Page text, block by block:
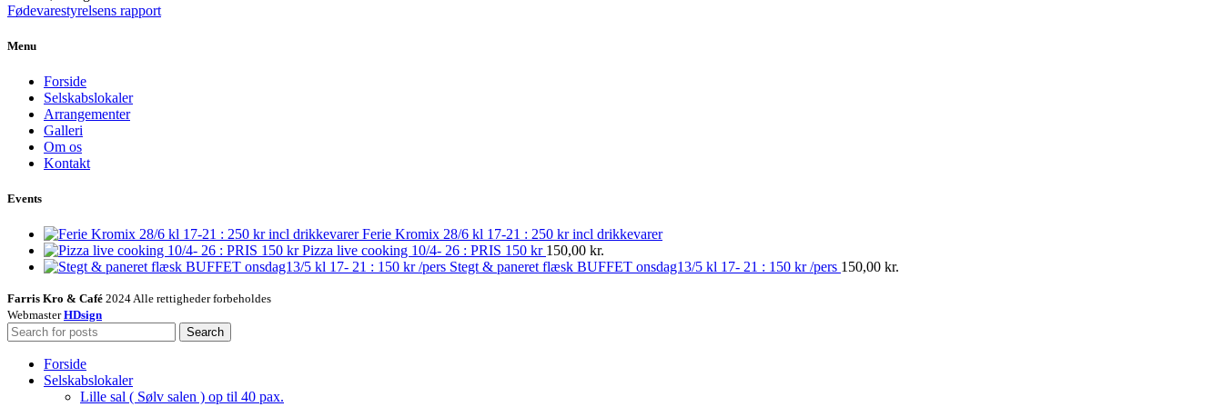
Fødevarestyrelsens rapport
Menu
Forside
Selskabslokaler
Arrangementer
Galleri
Om os
Kontakt
Events
Ferie Kromix 28/6 kl 17-21 : 250 kr incl drikkevarer
Pizza live cooking 10/4- 26 : PRIS 150 kr 150,00 kr.
Stegt & paneret flæsk BUFFET onsdag13/5 kl 17- 21 : 150 kr /pers 150,00 kr.
Farris Kro & Café 2024 Alle rettigheder forbeholdes
WebmasterHDsign
Search
Forside
Selskabslokaler
Lille sal ( Sølv salen ) op til 40 pax.